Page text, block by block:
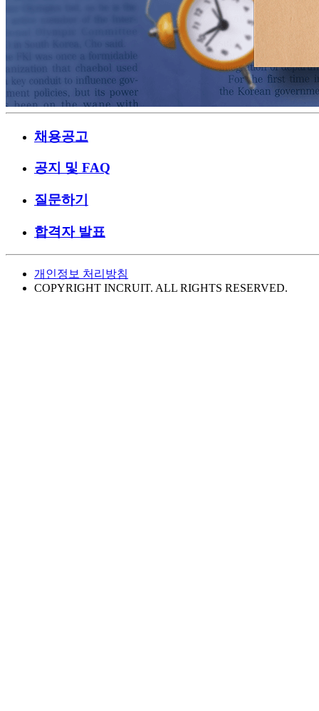
채용공고
공지 및 FAQ
질문하기
합격자 발표
개인정보 처리방침
COPYRIGHT INCRUIT. ALL RIGHTS RESERVED.